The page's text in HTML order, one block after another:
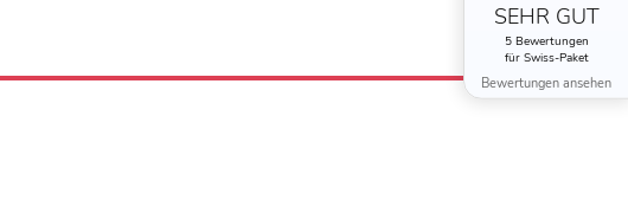
SEHR GUT
5 Bewertungen
für Swiss-Paket
Bewertungen ansehen